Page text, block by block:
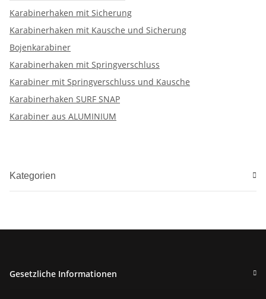
Karabinerhaken mit Sicherung
Karabinerhaken mit Kausche und Sicherung
Bojenkarabiner
Karabinerhaken mit Springverschluss
Karabiner mit Springverschluss und Kausche
Karabinerhaken SURF SNAP
Karabiner aus ALUMINIUM
Kategorien
Gesetzliche Informationen